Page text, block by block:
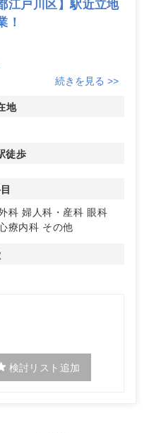
江戸川区】駅近立地
！
続きを見る >>
地
徒歩
科 婦人科・産科 眼科
療内科 その他
検討リスト追加